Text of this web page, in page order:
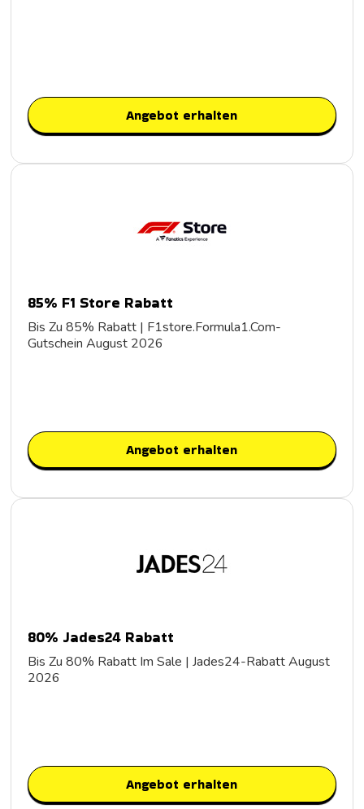
Angebot erhalten
85% F1 Store Rabatt
Bis Zu 85% Rabatt | F1store.Formula1.Com-
Gutschein August 2026
Angebot erhalten
80% Jades24 Rabatt
Bis Zu 80% Rabatt Im Sale | Jades24-Rabatt August
2026
Angebot erhalten